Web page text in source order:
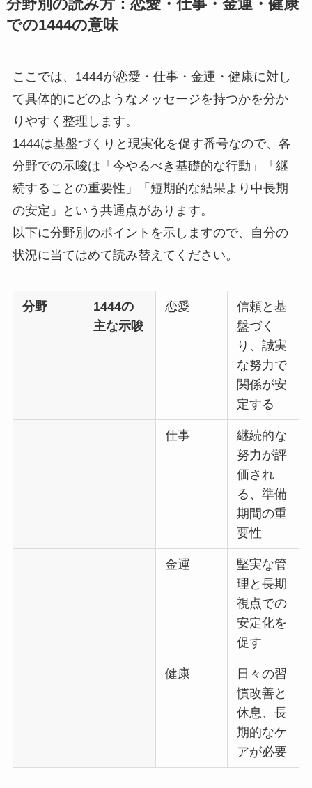
分野別の読み方：恋愛・仕事・金運・健康
での1444の意味
ここでは、1444が恋愛・仕事・金運・健康に対し
て具体的にどのようなメッセージを持つかを分か
りやすく整理します。
1444は基盤づくりと現実化を促す番号なので、各
分野での示唆は「今やるべき基礎的な行動」「継
続することの重要性」「短期的な結果より中長期
の安定」という共通点があります。
以下に分野別のポイントを示しますので、自分の
状況に当てはめて読み替えてください。
分野
1444の
主な示唆
恋愛
信頼と基
盤づく
り、誠実
な努力で
関係が安
定する
仕事
継続的な
努力が評
価され
る、準備
期間の重
要性
金運
堅実な管
理と長期
視点での
安定化を
促す
健康
日々の習
慣改善と
休息、長
期的なケ
アが必要